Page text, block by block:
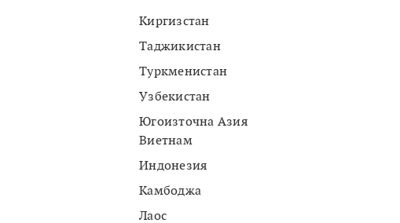
Киргизстан
Таджикистан
Туркменистан
Узбекистан
Югоизточна Азия
Виетнам
Индонезия
Камбоджа
Лаос